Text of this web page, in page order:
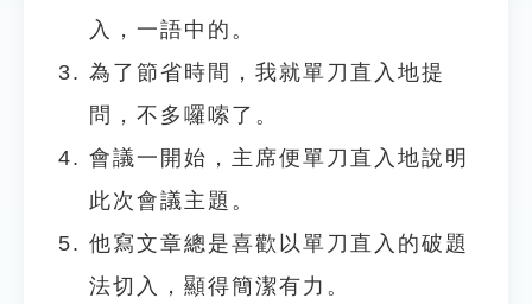
入，一語中的。
為了節省時間，我就單刀直入地提
問，不多囉嗦了。
會議一開始，主席便單刀直入地說明
此次會議主題。
他寫文章總是喜歡以單刀直入的破題
法切入，顯得簡潔有力。